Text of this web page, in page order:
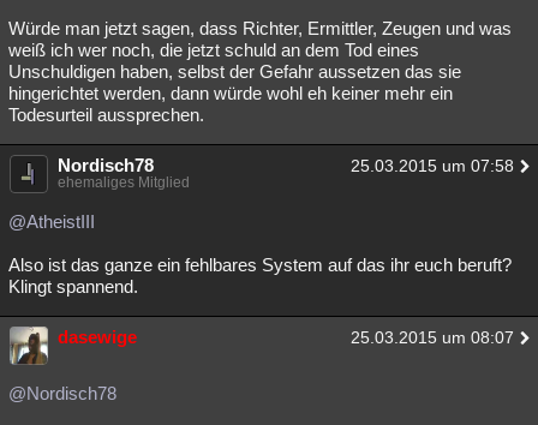
Würde man jetzt sagen, dass Richter, Ermittler, Zeugen und was
weiß ich wer noch, die jetzt schuld an dem Tod eines
Unschuldigen haben, selbst der Gefahr aussetzen das sie
hingerichtet werden, dann würde wohl eh keiner mehr ein
Todesurteil aussprechen.
Nordisch78 25.03.2015 um 07:58
ehemaliges Mitglied
@AtheistIII
Also ist das ganze ein fehlbares System auf das ihr euch beruft?
Klingt spannend.
dasewige 25.03.2015 um 08:07
@Nordisch78